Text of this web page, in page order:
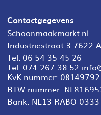
Contactgegevens
Schoonmaakmarkt.nl
Industriestraat 8 7622
Tel: 06 54 35 45 26
Tel: 074 267 38 52
KvK nummer: 08149792
BTW nummer:
Bank: NL13 RABO